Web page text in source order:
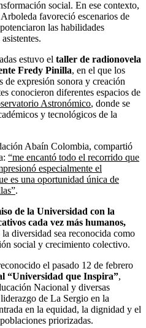
social. En ese contexto,
favoreció escenarios de
las habilidades
estuvo el taller de radionovela
Fredy Pinilla, en el que los
de expresión sonora y creación
conocieron diferentes espacios de
Astronómico, donde se
y tecnológicos de la
Abaín Colombia, compartió
“me encantó todo el recorrido que
especialmente el
es una oportunidad única de
.
de la Universidad con la
cada vez más humanos,
la diversidad sea reconocida como
social y crecimiento colectivo.
el pasado 12 de febrero
“Universidad que Inspira”,
Nacional y diversas
de La Sergio en la
en la equidad, la dignidad y el
priorizadas.